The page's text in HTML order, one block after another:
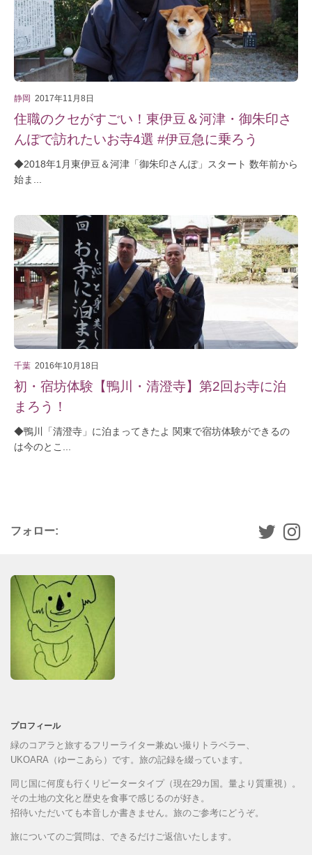
静岡 2017年11月8日
住職のクセがすごい！東伊豆＆河津・御朱印さ
んぽで訪れたいお寺4選 #伊豆急に乗ろう
◆2018年1月東伊豆＆河津「御朱印さんぽ」スタート 数年前から
始ま...
千葉 2016年10月18日
初・宿坊体験【鴨川・清澄寺】第2回お寺に泊
まろう！
◆鴨川「清澄寺」に泊まってきたよ 関東で宿坊体験ができるの
は今のとこ...
フォロー:
プロフィール
緑のコアラと旅するフリーライター兼ぬい撮りトラベラー、
UKOARA（ゆーこあら）です。旅の記録を綴っています。
同じ国に何度も行くリピータータイプ（現在29カ国。量より質重視）。
その土地の文化と歴史を食事で感じるのが好き。
招待いただいても本音しか書きません。旅のご参考にどうぞ。
旅についてのご質問は、できるだけご返信いたします。